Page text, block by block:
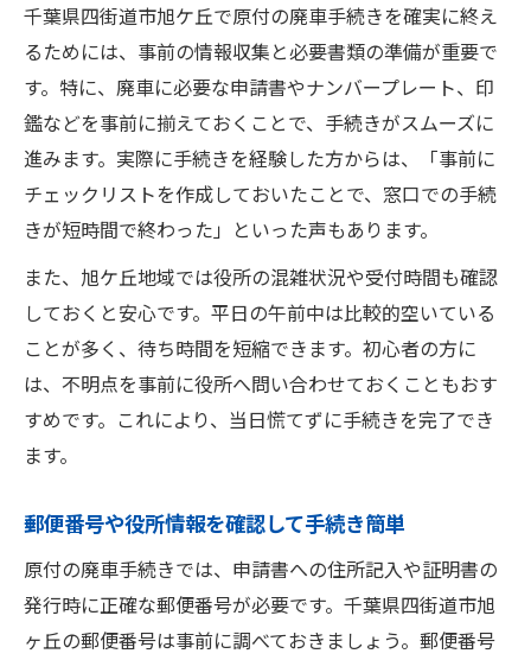
千葉県四街道市旭ケ丘で原付の廃車手続きを確実に終え
るためには、事前の情報収集と必要書類の準備が重要で
す。特に、廃車に必要な申請書やナンバープレート、印
鑑などを事前に揃えておくことで、手続きがスムーズに
進みます。実際に手続きを経験した方からは、「事前に
チェックリストを作成しておいたことで、窓口での手続
きが短時間で終わった」といった声もあります。
また、旭ケ丘地域では役所の混雑状況や受付時間も確認
しておくと安心です。平日の午前中は比較的空いている
ことが多く、待ち時間を短縮できます。初心者の方に
は、不明点を事前に役所へ問い合わせておくこともおす
すめです。これにより、当日慌てずに手続きを完了でき
ます。
郵便番号や役所情報を確認して手続き簡単
原付の廃車手続きでは、申請書への住所記入や証明書の
発行時に正確な郵便番号が必要です。千葉県四街道市旭
ヶ丘の郵便番号は事前に調べておきましょう。郵便番号